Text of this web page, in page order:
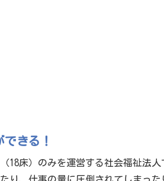
きる！
床）のみを運営する社会福祉法人
、仕事の量に圧倒されてしまった